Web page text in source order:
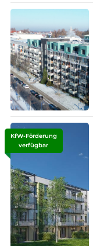
KfW-Förderung
verfügbar